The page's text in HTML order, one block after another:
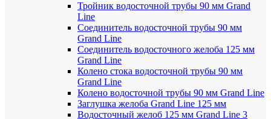
Тройник водосточной трубы 90 мм Grand
Line
Соединитель водосточной трубы 90 мм
Grand Line
Соединитель водосточного желоба 125 мм
Grand Line
Колено стока водосточной трубы 90 мм
Grand Line
Колено водосточной трубы 90 мм Grand Line
Заглушка желоба Grand Line 125 мм
Водосточный желоб 125 мм Grand Line 3